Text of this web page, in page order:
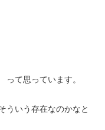
て思っています。
いう存在なのかなと